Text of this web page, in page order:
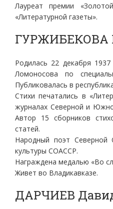
Лауреат премии
«Литературной газеты».
ГУРЖИБЕКОВА
Родилась 22 декабря
Ломоносова по
Публиковалась в
Стихи печатались в
журналах Северной и
Автор 15 сборников
статей.
Народный поэт Северной
культуры СОАССР.
Награждена медалью «Во
Живет во Владикавказе.
ДАРЧИЕВ